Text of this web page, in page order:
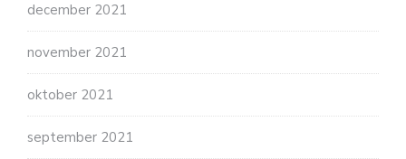
december 2021
november 2021
oktober 2021
september 2021